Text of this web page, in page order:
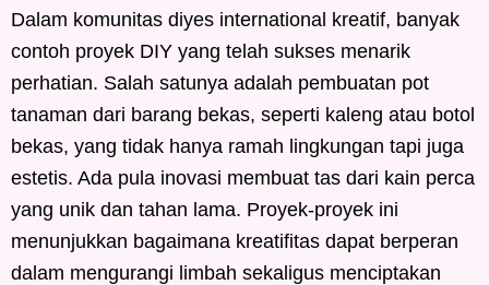
Dalam komunitas diyes international kreatif, banyak
contoh proyek DIY yang telah sukses menarik
perhatian. Salah satunya adalah pembuatan pot
tanaman dari barang bekas, seperti kaleng atau botol
bekas, yang tidak hanya ramah lingkungan tapi juga
estetis. Ada pula inovasi membuat tas dari kain perca
yang unik dan tahan lama. Proyek-proyek ini
menunjukkan bagaimana kreatifitas dapat berperan
dalam mengurangi limbah sekaligus menciptakan